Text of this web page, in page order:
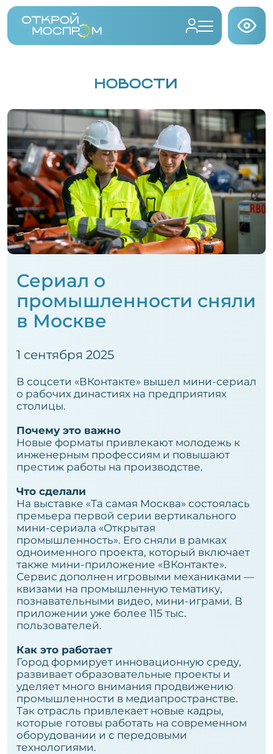
НОВОСТИ
Сериал о
промышленности сняли
в Москве
1 сентября 2025
В соцсети «ВКонтакте» вышел мини-сериал
о рабочих династиях на предприятиях
столицы.
Почему это важно
Новые форматы привлекают молодежь к
инженерным профессиям и повышают
престиж работы на производстве.
Что сделали
На выставке «Та самая Москва» состоялась
премьера первой серии вертикального
мини-сериала «Открытая
промышленность». Его сняли в рамках
одноименного проекта, который включает
также мини-приложение «ВКонтакте».
Сервис дополнен игровыми механиками —
квизами на промышленную тематику,
познавательными видео, мини-играми. В
приложении уже более 115 тыс.
пользователей.
Как это работает
Город формирует инновационную среду,
развивает образовательные проекты и
уделяет много внимания продвижению
промышленности в медиапространстве.
Так отрасль привлекает новые кадры,
которые готовы работать на современном
оборудовании и с передовыми
технологиями.